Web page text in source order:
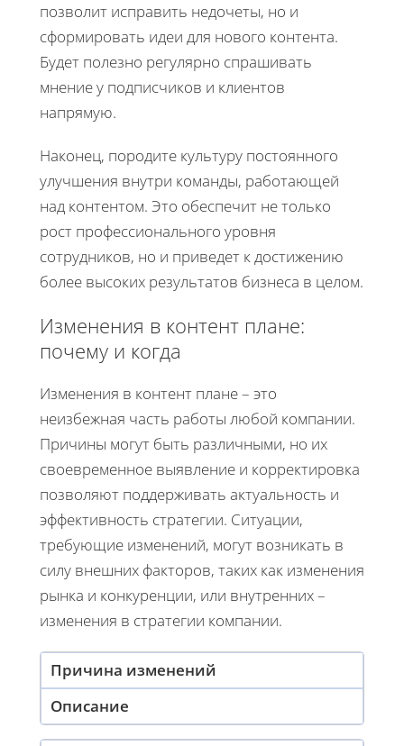
позволит исправить недочеты, но и
сформировать идеи для нового контента.
Будет полезно регулярно спрашивать
мнение у подписчиков и клиентов
напрямую.
Наконец, породите культуру постоянного
улучшения внутри команды, работающей
над контентом. Это обеспечит не только
рост профессионального уровня
сотрудников, но и приведет к достижению
более высоких результатов бизнеса в целом.
Изменения в контент плане:
почему и когда
Изменения в контент плане – это
неизбежная часть работы любой компании.
Причины могут быть различными, но их
своевременное выявление и корректировка
позволяют поддерживать актуальность и
эффективность стратегии. Ситуации,
требующие изменений, могут возникать в
силу внешних факторов, таких как изменения
рынка и конкуренции, или внутренних –
изменения в стратегии компании.
Причина изменений
Описание